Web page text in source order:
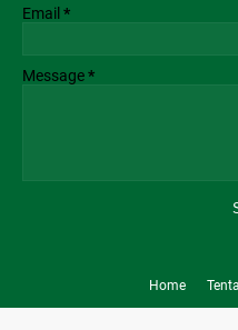
Email *
Message*
Home